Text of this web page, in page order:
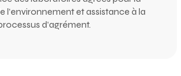
l’environnement et assistance à la
d’agrément.